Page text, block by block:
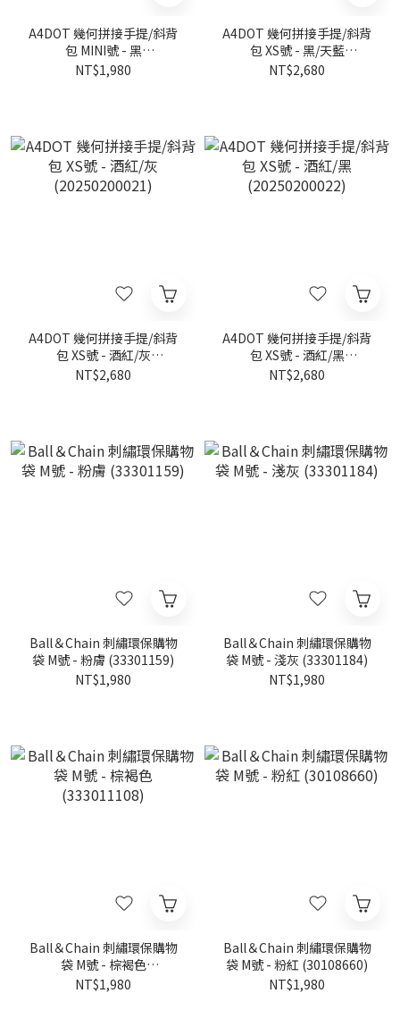
A4DOT 幾何拼接手提/斜背
包 MINI號 - 黑
(20250100001)
NT$1,980
A4DOT 幾何拼接手提/斜背
包 XS號 - 黑/天藍
(20250200017)
NT$2,680
A4DOT 幾何拼接手提/斜背
包 XS號 - 酒紅/灰
(20250200021)
NT$2,680
A4DOT 幾何拼接手提/斜背
包 XS號 - 酒紅/黑
(20250200022)
NT$2,680
Ball＆Chain 刺繡環保購物
袋 M號 - 粉膚 (33301159)
NT$1,980
Ball＆Chain 刺繡環保購物
袋 M號 - 淺灰 (33301184)
NT$1,980
Ball＆Chain 刺繡環保購物
袋 M號 - 棕褐色
(333011108)
NT$1,980
Ball＆Chain 刺繡環保購物
袋 M號 - 粉紅 (30108660)
NT$1,980